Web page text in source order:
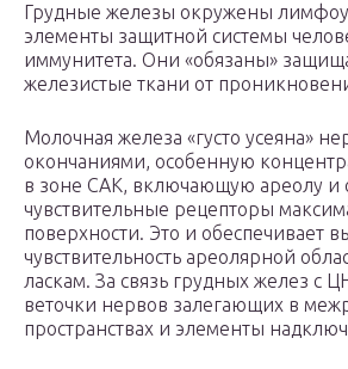
Грудные железы окружены
элементы защитной системы
иммунитета. Они «обязаны»
железистые ткани от
Молочная железа «густо усеяна»
окончаниями, особенную
в зоне САК, включающую ареолу и
чувствительные рецепторы
поверхности. Это и обеспечивает
чувствительность ареолярной
ласкам. За связь грудных желез с
веточки нервов залегающих в
пространствах и элементы